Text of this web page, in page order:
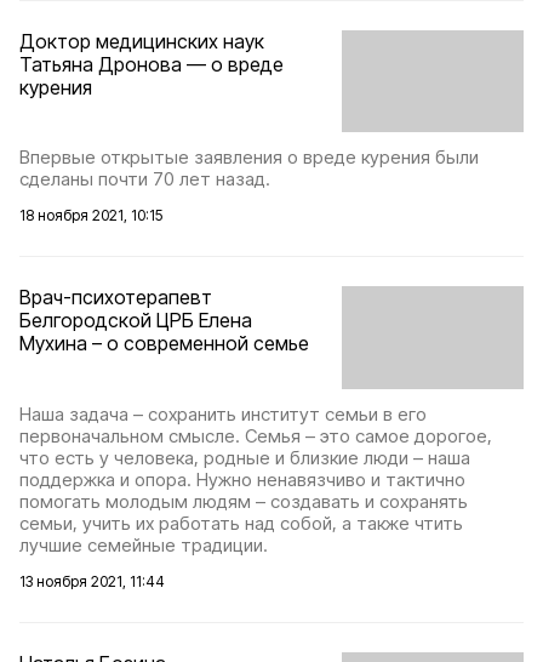
Доктор медицинских наук
Татьяна Дронова — о вреде
курения
Впервые открытые заявления о вреде курения были
сделаны почти 70 лет назад.
18 ноября 2021, 10:15
Врач-психотерапевт
Белгородской ЦРБ Елена
Мухина – о современной семье
Наша задача – сохранить институт семьи в его
первоначальном смысле. Семья – это самое дорогое,
что есть у человека, родные и близкие люди – наша
поддержка и опора. Нужно ненавязчиво и тактично
помогать молодым людям – создавать и сохранять
семьи, учить их работать над собой, а также чтить
лучшие семейные традиции.
13 ноября 2021, 11:44